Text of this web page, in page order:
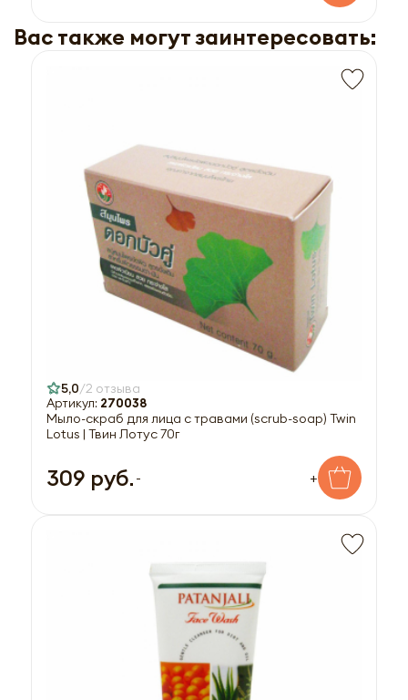
Вас также могут заинтересовать:
5,0 2 отзыва
Артикул: 270038
Мыло-скраб для лица с травами (scrub-soap) Twin
Lotus | Твин Лотус 70г
309 руб. - +